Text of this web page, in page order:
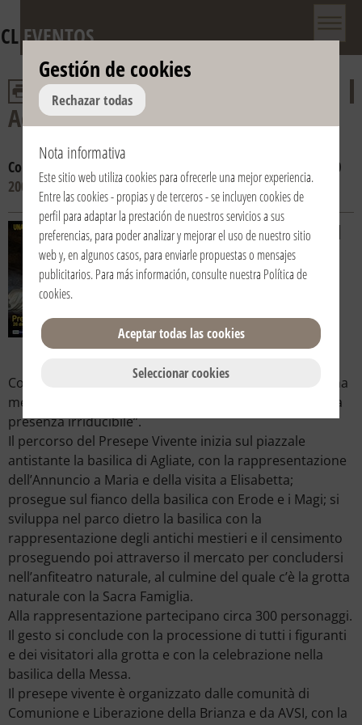
CLEVENTOS
Adviento y Navidad
Consulta por año: 2014
2010
2009
2008
26/12/2009 | 15:00 | Italia / Italy |
Agliate - Carate Brianza (Monza
Brianza)
Il Presepe Vivente vuole essere
l’occasione per rendere presente la
venuta di Gesù nel mondo qui e ora.
Come ogni anno sarà proposta a tutti i partecipanti una
meditazione. Il tema scelto per questa edizione è: “Una
presenza irriducibile”.
Il percorso del Presepe Vivente inizia sul piazzale
antistante la basilica di Agliate, con la rappresentazione
dell’Annuncio a Maria e della visita a Elisabetta;
prosegue sul fianco della basilica con Erode e i Magi; si
sviluppa nel parco dietro la basilica con la
rappresentazione degli antichi mestieri e il censimento
proseguendo poi attraverso il mercato per concludersi
nell’anfiteatro naturale, al culmine del quale c’è la grotta
naturale con la Sacra Famiglia.
Alla rappresentazione partecipano circa 300 personaggi.
Il gesto si conclude con la processione di tutti i figuranti
e dei visitatori alla grotta e con la celebrazione nella
basilica della Messa.
Il presepe vivente è organizzato dalle comunità di
Comunione e Liberazione della Brianza e da AVSI, con la
Gestión de cookies
Rechazar todas
Nota informativa
Este sitio web utiliza cookies para ofrecerle una mejor experiencia.
Entre las cookies - propias y de terceros - se incluyen cookies de
perfil para adaptar la prestación de nuestros servicios a sus
preferencias, para poder analizar y mejorar el uso de nuestro sitio
web y, en algunos casos, para enviarle propuestas o mensajes
publicitarios. Para más información, consulte nuestra Política de
cookies.
Seleccionar cookies
Aceptar todas las cookies